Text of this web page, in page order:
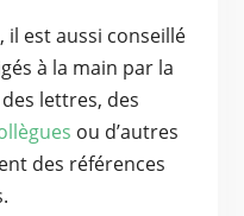
il est aussi conseillé
à la main par la
lettres, des
ou d’autres
des références